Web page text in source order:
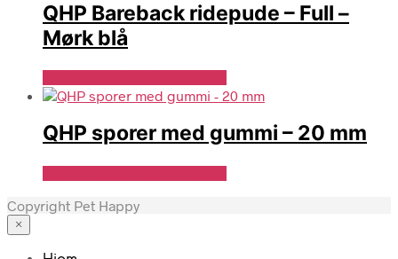
QHP Bareback ridepude – Full –
Mørk blå
QHP sporer med gummi – 20 mm
Copyright Pet Happy
×